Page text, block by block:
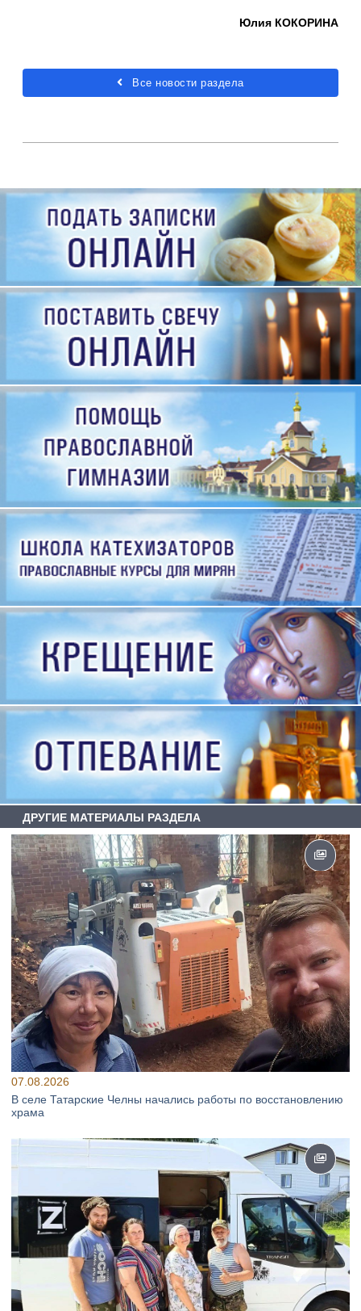
Юлия КОКОРИНА
Все новости раздела
ДРУГИЕ МАТЕРИАЛЫ РАЗДЕЛА
07.08.2026
В селе Татарские Челны начались работы по восстановлению
храма